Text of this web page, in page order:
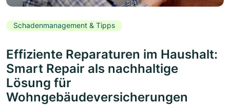
Schadenmanagement & Tipps
Effiziente Reparaturen im Haushalt:
Smart Repair als nachhaltige
Lösung für
Wohngebäudeversicherungen